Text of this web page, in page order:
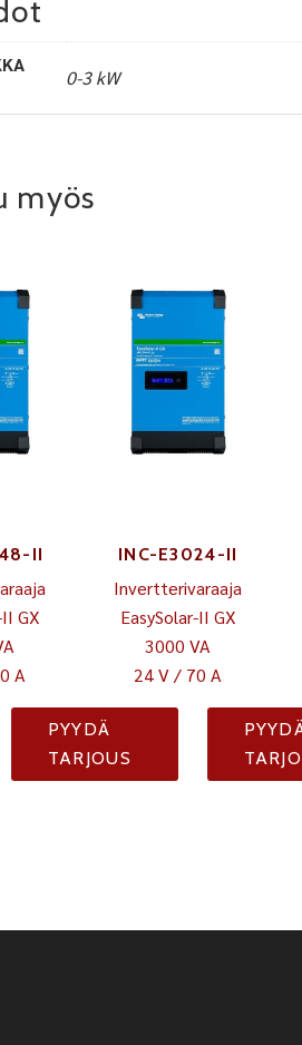
0-3 kW
myös
II
GX
A
INC-E3024-II
Invertterivaraaja
EasySolar-II GX
3000 VA
24 V / 70 A
PYYDÄ
TARJOUS